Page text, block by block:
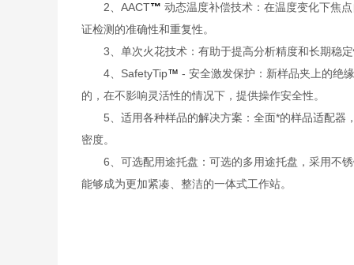
2、AACT™ 动态温度补偿技术：在温度变化下焦
证检测的准确性和重复性。
3、单次火花技术：有助于提高分析精度和长期稳定
4、SafetyTip™ - 安全激发保护：新样品夹上的绝
的，在不影响灵活性的情况下，提供操作安全性。
5、适用各种样品的解决方案：全面*的样品适配器
密度。
6、可选配用途托盘：可选的多用途托盘，采用不锈
能够成为更加紧凑、整洁的一体式工作站。